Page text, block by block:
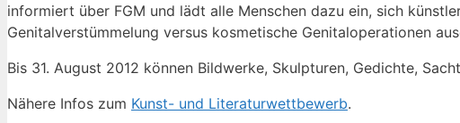
informiert über FGM und lädt alle Menschen dazu ein, sich
Genitalverstümmelung versus kosmetische Genitaloperationen
Bis 31. August 2012 können Bildwerke, Skulpturen, Gedichte,
Nähere Infos zum Kunst- und Literaturwettbewerb.